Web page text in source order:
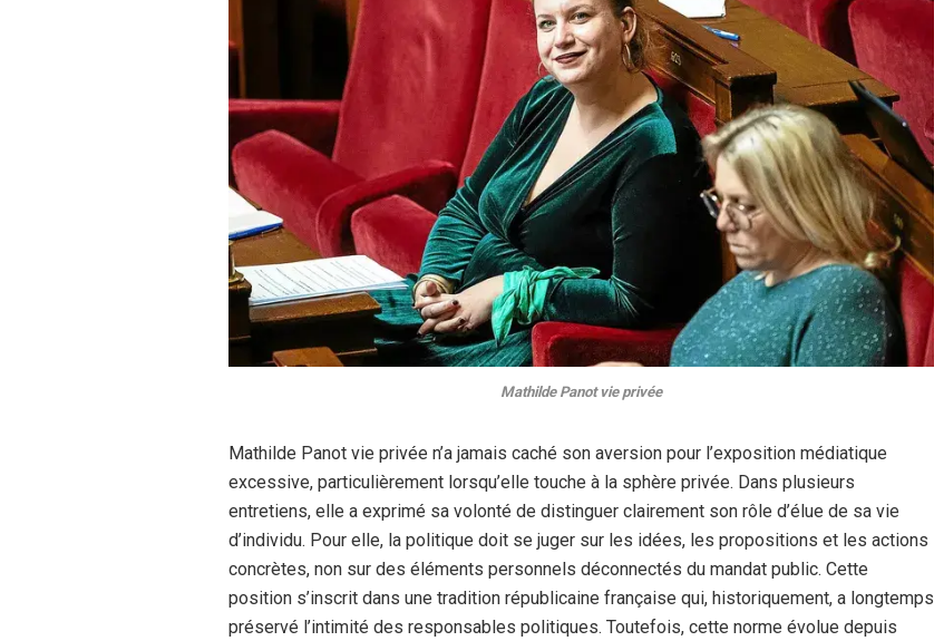
Mathilde Panot vie privée
Mathilde Panot vie privée n’a jamais caché son aversion pour l’exposition médiatique
excessive, particulièrement lorsqu’elle touche à la sphère privée. Dans plusieurs
entretiens, elle a exprimé sa volonté de distinguer clairement son rôle d’élue de sa vie
d’individu. Pour elle, la politique doit se juger sur les idées, les propositions et les actions
concrètes, non sur des éléments personnels déconnectés du mandat public. Cette
position s’inscrit dans une tradition républicaine française qui, historiquement, a longtemps
préservé l’intimité des responsables politiques. Toutefois, cette norme évolue depuis